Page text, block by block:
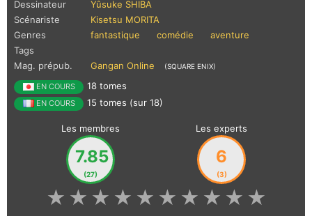
Dessinateur
Yûsuke SHIBA
Scénariste
Kisetsu MORITA
Genres
fantastique comédie
aventure
Tags
Mag. prépub.
Gangan Online (SQUARE ENIX)
EN COURS 18 tomes
EN COURS 15 tomes (sur 18)
Les membres
7.85
(27)
Les experts
6
(3)
★
★
★
★
★
★
★
★
★
★